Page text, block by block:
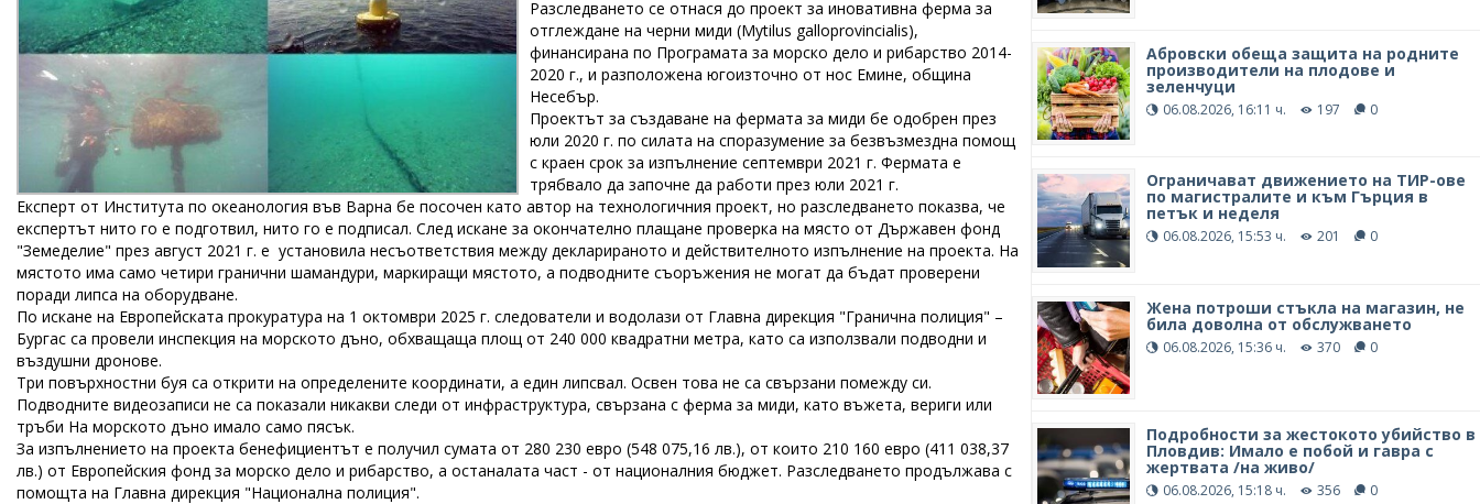
Разследването се отнася до проект за иновативна ферма за
отглеждане на черни миди (Mytilus galloprovincialis),
финансирана по Програмата за морско дело и рибарство 2014-
2020 г., и разположена югоизточно от нос Емине, община
Несебър.
Проектът за създаване на фермата за миди бе одобрен през
юли 2020 г. по силата на споразумение за безвъзмездна помощ
с краен срок за изпълнение септември 2021 г. Фермата е
трябвало да започне да работи през юли 2021 г.
Експерт от Института по океанология във Варна бе посочен като автор на технологичния проект, но разследването показва, че
експертът нито го е подготвил, нито го е подписал. След искане за окончателно плащане проверка на място от Държавен фонд
"Земеделие" през август 2021 г. е установила несъответствия между декларираното и действителното изпълнение на проекта. На
мястото има само четири гранични шамандури, маркиращи мястото, а подводните съоръжения не могат да бъдат проверени
поради липса на оборудване.
По искане на Eвропейската прокуратура на 1 октомври 2025 г. следователи и водолази от Главна дирекция "Гранична полиция" –
Бургас са провели инспекция на морското дъно, обхващаща площ от 240 000 квадратни метра, като са използвали подводни и
въздушни дронове.
Три повърхностни буя са открити на определените координати, а един липсвал. Освен това не са свързани помежду си.
Подводните видеозаписи не са показали никакви следи от инфраструктура, свързана с ферма за миди, като въжета, вериги или
тръби На морското дъно имало само пясък.
За изпълнението на проекта бенефициентът е получил сумата от 280 230 евро (548 075,16 лв.), от които 210 160 евро (411 038,37
лв.) от Европейския фонд за морско дело и рибарство, а останалата част - от националния бюджет. Разследването продължава с
помощта на Главна дирекция "Национална полиция".
Абровски обеща защита на родните
производители на плодове и
зеленчуци
06.08.2026, 16:11 ч. 197 0
Ограничават движението на ТИР-ове
по магистралите и към Гърция в
петък и неделя
06.08.2026, 15:53 ч. 201 0
Жена потроши стъкла на магазин, не
била доволна от обслужването
06.08.2026, 15:36 ч. 370 0
Подробности за жестокото убийство в
Пловдив: Имало е побой и гавра с
жертвата /на живо/
06.08.2026, 15:18 ч. 356 0